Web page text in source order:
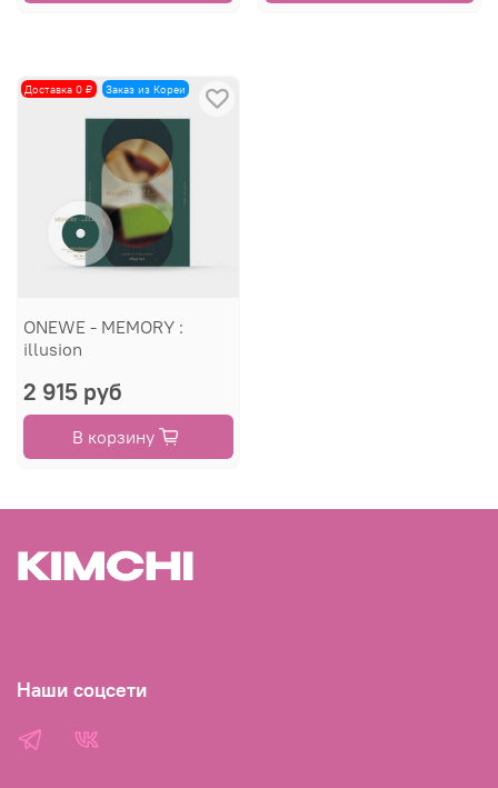
Доставка 0 ₽ Заказ из Кореи
ONEWE - MEMORY :
illusion
2 915 руб
В корзину
Наши соцсети